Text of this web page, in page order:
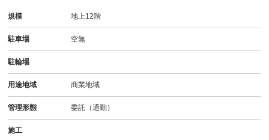
規模 地上12階
駐車場 空無
駐輪場
用途地域 商業地域
管理形態 委託（通勤）
施工